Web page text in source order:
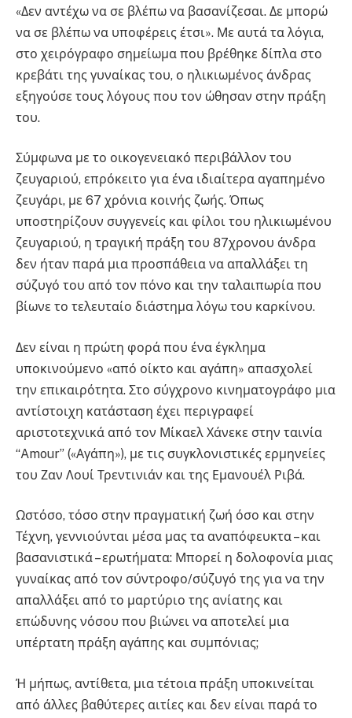
«Δεν αντέχω να σε βλέπω να βασανίζεσαι. Δε μπορώ
να σε βλέπω να υποφέρεις έτσι». Με αυτά τα λόγια,
στο χειρόγραφο σημείωμα που βρέθηκε δίπλα στο
κρεβάτι της γυναίκας του, ο ηλικιωμένος άνδρας
εξηγούσε τους λόγους που τον ώθησαν στην πράξη
του.
Σύμφωνα με το οικογενειακό περιβάλλον του
ζευγαριού, επρόκειτο για ένα ιδιαίτερα αγαπημένο
ζευγάρι, με 67 χρόνια κοινής ζωής. Όπως
υποστηρίζουν συγγενείς και φίλοι του ηλικιωμένου
ζευγαριού, η τραγική πράξη του 87χρονου άνδρα
δεν ήταν παρά μια προσπάθεια να απαλλάξει τη
σύζυγό του από τον πόνο και την ταλαιπωρία που
βίωνε το τελευταίο διάστημα λόγω του καρκίνου.
Δεν είναι η πρώτη φορά που ένα έγκλημα
υποκινούμενο «από οίκτο και αγάπη» απασχολεί
την επικαιρότητα. Στο σύγχρονο κινηματογράφο μια
αντίστοιχη κατάσταση έχει περιγραφεί
αριστοτεχνικά από τον Μίκαελ Χάνεκε στην ταινία
“Amour” («Αγάπη»), με τις συγκλονιστικές ερμηνείες
του Ζαν Λουί Τρεντινιάν και της Εμανουέλ Ριβά.
Ωστόσο, τόσο στην πραγματική ζωή όσο και στην
Τέχνη, γεννιούνται μέσα μας τα αναπόφευκτα – και
βασανιστικά – ερωτήματα: Μπορεί η δολοφονία μιας
γυναίκας από τον σύντροφο/σύζυγό της για να την
απαλλάξει από το μαρτύριο της ανίατης και
επώδυνης νόσου που βιώνει να αποτελεί μια
υπέρτατη πράξη αγάπης και συμπόνιας;
Ή μήπως, αντίθετα, μια τέτοια πράξη υποκινείται
από άλλες βαθύτερες αιτίες και δεν είναι παρά το